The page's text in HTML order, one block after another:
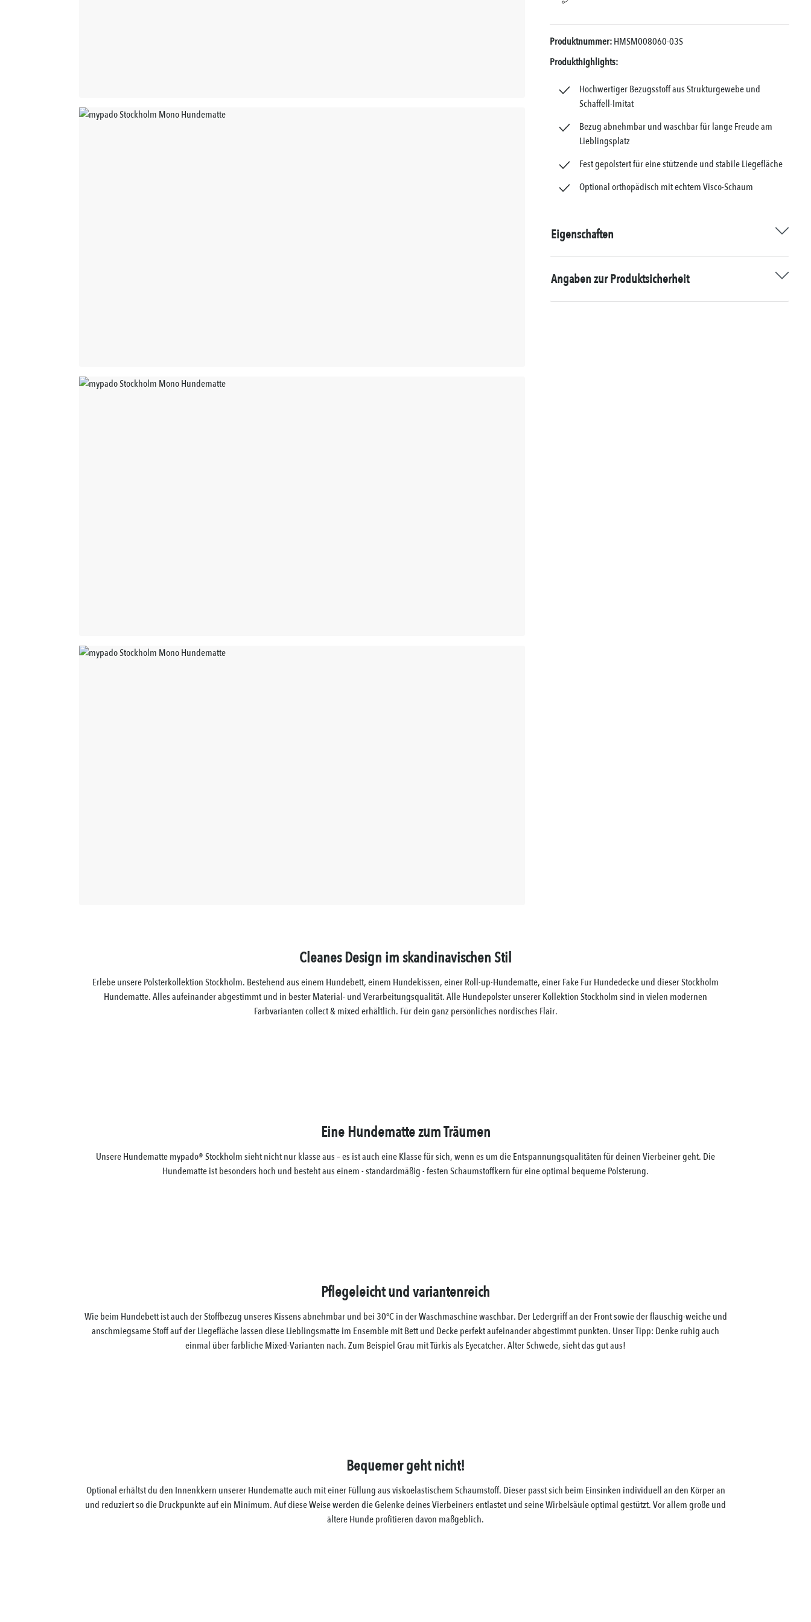
Produktnummer:HMSM008060-03S
Produkthighlights:
Hochwertiger Bezugsstoff aus Strukturgewebe und
Schaffell-Imitat
Bezug abnehmbar und waschbar für lange Freude am
Lieblingsplatz
Fest gepolstert für eine stützende und stabile Liegefläche
Optional orthopädisch mit echtem Visco-Schaum
Eigenschaften
Angaben zur Produktsicherheit
Cleanes Design im skandinavischen Stil
Erlebe unsere Polsterkollektion Stockholm. Bestehend aus einem Hundebett, einem Hundekissen, einer Roll-up-Hundematte, einer Fake Fur Hundedecke und dieser Stockholm
Hundematte. Alles aufeinander abgestimmt und in bester Material- und Verarbeitungsqualität. Alle Hundepolster unserer Kollektion Stockholm sind in vielen modernen
Farbvarianten collect & mixed erhältlich. Für dein ganz persönliches nordisches Flair.
Eine Hundematte zum Träumen
Unsere Hundematte mypado® Stockholm sieht nicht nur klasse aus – es ist auch eine Klasse für sich, wenn es um die Entspannungsqualitäten für deinen Vierbeiner geht. Die
Hundematte ist besonders hoch und besteht aus einem - standardmäßig - festen Schaumstoffkern für eine optimal bequeme Polsterung.
Pflegeleicht und variantenreich
Wie beim Hundebett ist auch der Stoffbezug unseres Kissens abnehmbar und bei 30°C in der Waschmaschine waschbar. Der Ledergriff an der Front sowie der flauschig-weiche und
anschmiegsame Stoff auf der Liegefläche lassen diese Lieblingsmatte im Ensemble mit Bett und Decke perfekt aufeinander abgestimmt punkten. Unser Tipp: Denke ruhig auch
einmal über farbliche Mixed-Varianten nach. Zum Beispiel Grau mit Türkis als Eyecatcher. Alter Schwede, sieht das gut aus!
Bequemer geht nicht!
Optional erhältst du den Innenkkern unserer Hundematte auch mit einer Füllung aus viskoelastischem Schaumstoff. Dieser passt sich beim Einsinken individuell an den Körper an
und reduziert so die Druckpunkte auf ein Minimum. Auf diese Weise werden die Gelenke deines Vierbeiners entlastet und seine Wirbelsäule optimal gestützt. Vor allem große und
ältere Hunde profitieren davon maßgeblich.